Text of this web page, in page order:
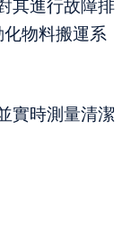
其進行故障排
物料搬運系
實時測量清潔